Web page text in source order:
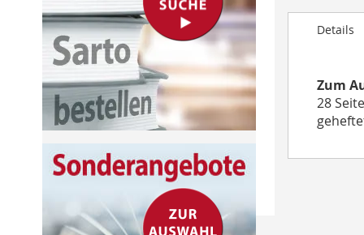
to
images
gallery
Details
Zum
28